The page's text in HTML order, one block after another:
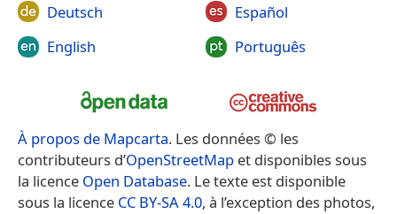
Deutsch
English
Español
Português
À propos de Mapcarta. Les données © les
contributeurs d’OpenStreetMap et disponibles sous
la licence Open Database. Le texte est disponible
sous la licence CC BY-SA 4.0, à l’exception des photos,